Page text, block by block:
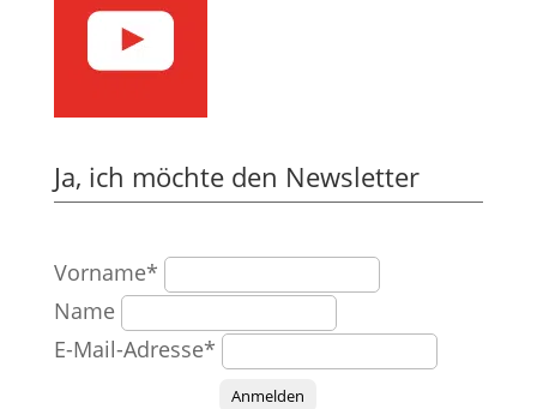
Ja, ich möchte den Newsletter
Vorname*
Name
E-Mail-Adresse*
Anmelden